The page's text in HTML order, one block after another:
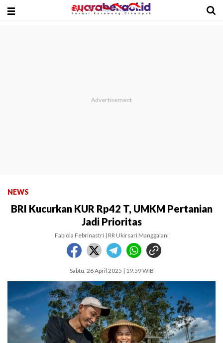
NEWS
BRI Kucurkan KUR Rp42 T, UMKM Pertanian
Jadi Prioritas
Fabiola Febrinastri | RR Ukirsari Manggalani
Sabtu, 26 April 2025 | 19:59 WIB